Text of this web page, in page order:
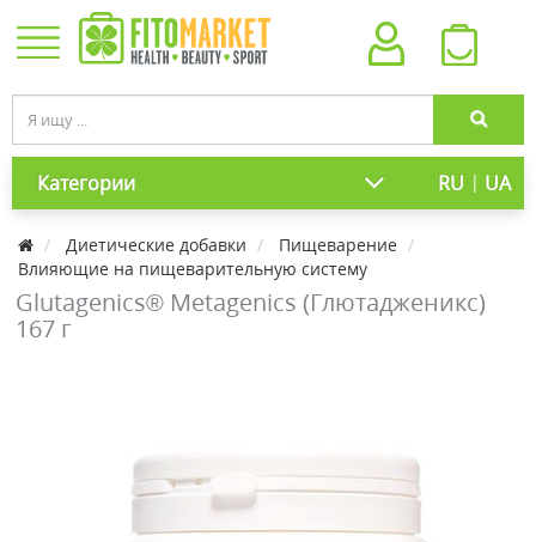
Категории RU | UA
Диетические добавки
Пищеварение
Влияющие на пищеварительную систему
Glutagenics® Metagenics (Глютадженикс)
167 г